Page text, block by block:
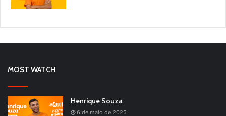
MOST WATCH
Henrique Souza
6 de maio de 2025